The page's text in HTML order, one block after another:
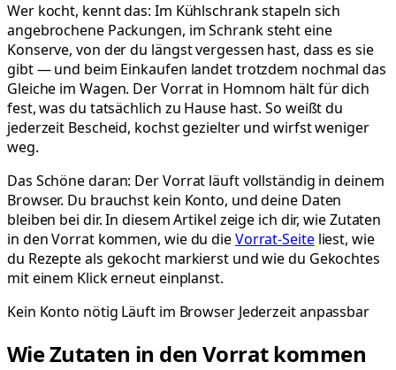
Wer kocht, kennt das: Im Kühlschrank stapeln sich
angebrochene Packungen, im Schrank steht eine
Konserve, von der du längst vergessen hast, dass es sie
gibt — und beim Einkaufen landet trotzdem nochmal das
Gleiche im Wagen. Der Vorrat in Homnom hält für dich
fest, was du tatsächlich zu Hause hast. So weißt du
jederzeit Bescheid, kochst gezielter und wirfst weniger
weg.
Das Schöne daran: Der Vorrat läuft vollständig in deinem
Browser. Du brauchst kein Konto, und deine Daten
bleiben bei dir. In diesem Artikel zeige ich dir, wie Zutaten
in den Vorrat kommen, wie du dieVorrat-Seiteliest, wie
du Rezepte als gekocht markierst und wie du Gekochtes
mit einem Klick erneut einplanst.
Kein Konto nötig Läuft im Browser Jederzeit anpassbar
Wie Zutaten in den Vorrat kommen